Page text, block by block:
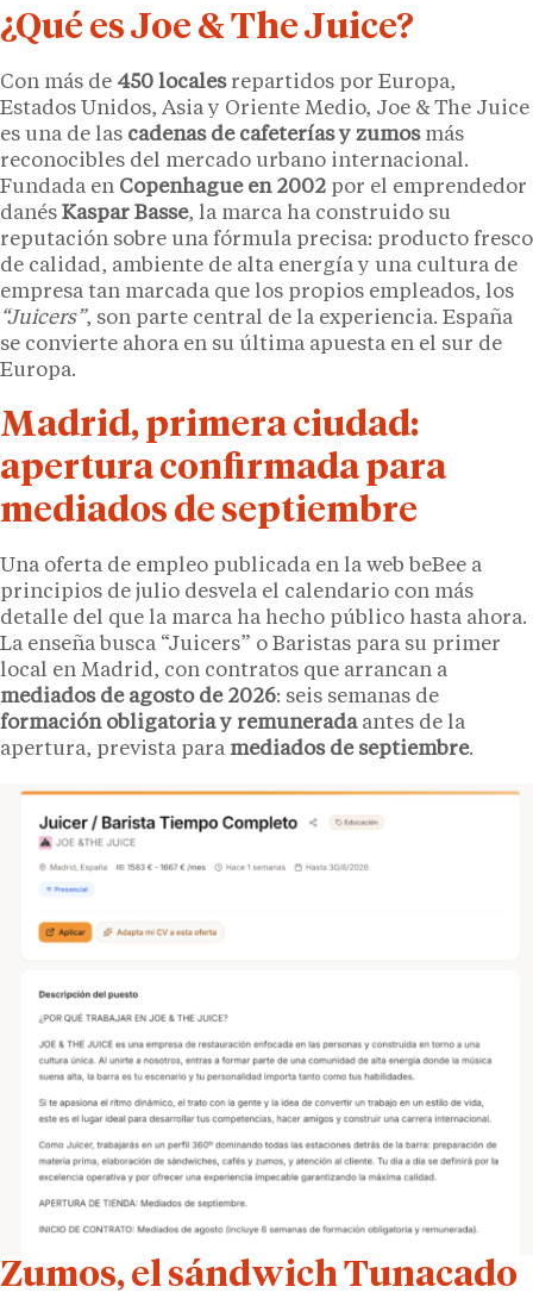
¿Qué es Joe & The Juice?
Con más de 450 localesrepartidos por Europa,
Estados Unidos, Asia y Oriente Medio, Joe & The Juice
es una de las cadenas de cafeterías y zumosmás
reconocibles del mercado urbano internacional.
Fundada en Copenhague en 2002 por el emprendedor
danés Kaspar Basse, la marca ha construido su
reputación sobre una fórmula precisa: producto fresco
de calidad, ambiente de alta energía y una cultura de
empresa tan marcada que los propios empleados, los
“Juicers”, son parte central de la experiencia. España
se convierte ahora en su última apuesta en el sur de
Europa.
Madrid, primera ciudad:
apertura confirmada para
mediados de septiembre
Una oferta de empleo publicada en la web beBee a
principios de julio desvela el calendario con más
detalle del que la marca ha hecho público hasta ahora.
La enseña busca “Juicers” o Baristas para su primer
local en Madrid, con contratos que arrancan a
mediados de agosto de 2026: seis semanas de
formación obligatoria y remuneradaantes de la
apertura, prevista para mediados de septiembre.
Zumos, el sándwich Tunacado